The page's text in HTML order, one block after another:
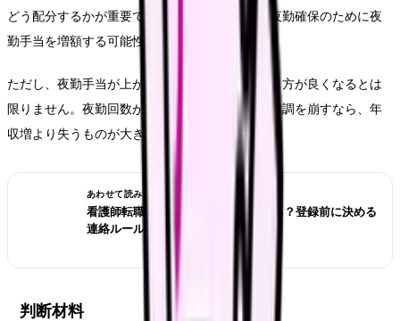
どう配分するかが重要です。職場によっては、夜勤確保のために夜
勤手当を増額する可能性があります。
ただし、夜勤手当が上がったからといって、働き方が良くなるとは
限りません。夜勤回数が増え、休息が取れず、体調を崩すなら、年
収増より失うものが大きくなります。
あわせて読みたい
看護師転職サイトは電話なしで使える？登録前に決める
連絡ルール
判断材料